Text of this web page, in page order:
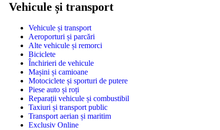
Vehicule și transport
Vehicule și transport
Aeroporturi și parcări
Alte vehicule și remorci
Biciclete
Închirieri de vehicule
Mașini și camioane
Motociclete și sporturi de putere
Piese auto și roți
Reparații vehicule și combustibil
Taxiuri și transport public
Transport aerian și maritim
Exclusiv Online